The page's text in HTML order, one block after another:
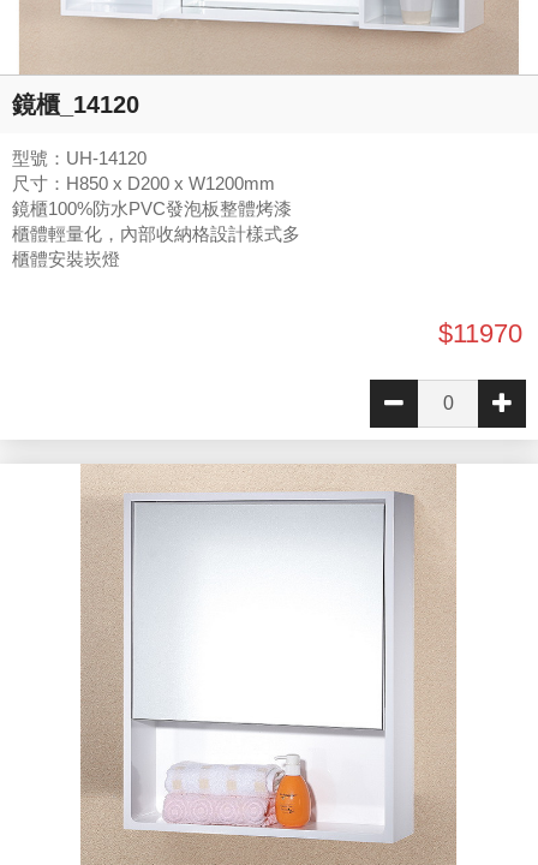
鏡櫃_14120
型號：UH-14120
尺寸：H850 x D200 x W1200mm
鏡櫃100%防水PVC發泡板整體烤漆
櫃體輕量化，內部收納格設計樣式多
櫃體安裝崁燈
$11970